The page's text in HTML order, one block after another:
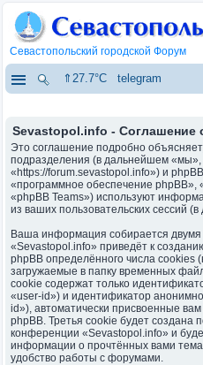
Севастопольский городской Форум
⇑27.7°C telegram
Sevastopol.info - Соглашение
Это соглашение подробно
подразделения (в дальнейшем
«https://forum.sevastopol.info») и
«программное обеспечение phpBB»,
«phpBB Teams») используют
из ваших пользовательских сессий
Ваша информация собирается
«Sevastopol.info» приведёт к
phpBB определённого числа
загружаемые в папку временных
cookie содержат только
«user-id») и идентификатор
id»), автоматически присвоенные
phpBB. Третья cookie будет создана
конференции «Sevastopol.info» и
информации о прочтённых вами
удобство работы с форумами.